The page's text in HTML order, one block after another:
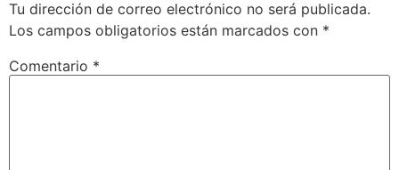
Tu dirección de correo electrónico no será publicada.
Los campos obligatorios están marcados con *
Comentario *